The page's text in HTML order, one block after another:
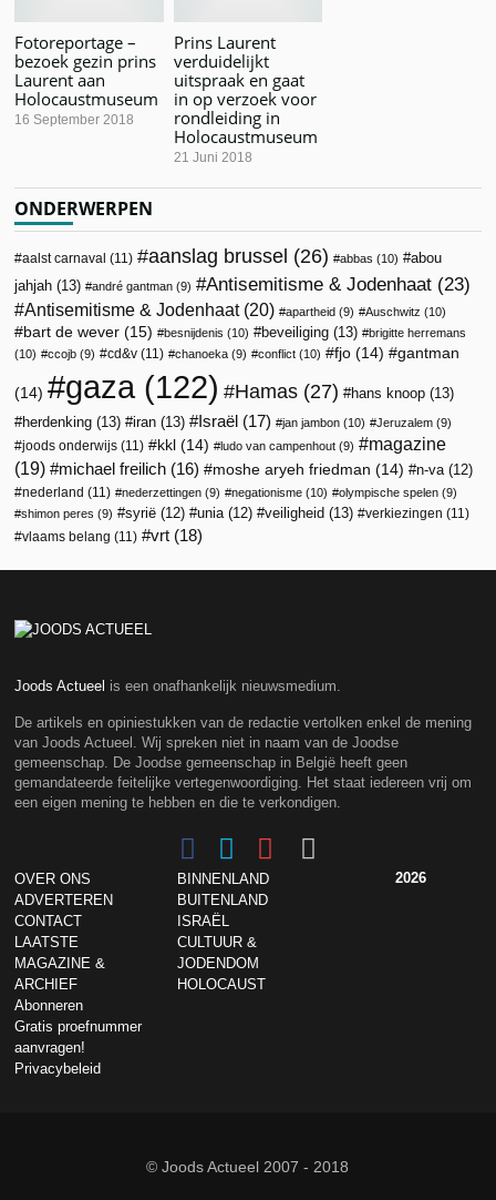
Fotoreportage –
bezoek gezin prins
Laurent aan
Holocaustmuseum
16 September 2018
Prins Laurent
verduidelijkt
uitspraak en gaat
in op verzoek voor
rondleiding in
Holocaustmuseum
21 Juni 2018
ONDERWERPEN
aalst carnaval (11) aanslag brussel (26) abbas (10)
abou
jahjah (13) andré gantman (9) Antisemitisme & Jodenhaat (23)
Antisemitisme & Jodenhaat(20) apartheid (9) Auschwitz (10)
bart de wever (15) besnijdenis (10) beveiliging (13)
brigitte herremans
(10)
ccojb (9) cd&v (11) chanoeka (9) conflict (10) fjo (14) gantman
(14) gaza(122) Hamas (27) hans knoop (13)
herdenking (13) iran (13) Israël (17) jan jambon (10) Jeruzalem (9)
joods onderwijs (11) kkl (14) ludo van campenhout (9)
magazine
(19)
michael freilich (16) moshe aryeh friedman (14) n-va (12)
nederland (11) nederzettingen (9) negationisme (10) olympische spelen (9)
shimon peres (9) syrië (12) unia (12) veiligheid (13) verkiezingen (11)
vlaams belang (11) vrt (18)
Joods Actueel is een onafhankelijk nieuwsmedium.
De artikels en opiniestukken van de redactie vertolken enkel de mening
van Joods Actueel. Wij spreken niet in naam van de Joodse
gemeenschap. De Joodse gemeenschap in België heeft geen
gemandateerde feitelijke vertegenwoordiging. Het staat iedereen vrij om
een eigen mening te hebben en die te verkondigen.
OVER ONS
ADVERTEREN
CONTACT
LAATSTE
MAGAZINE &
ARCHIEF
Abonneren
Gratis proefnummer
aanvragen!
Privacybeleid
BINNENLAND
BUITENLAND
ISRAËL
CULTUUR &
JODENDOM
HOLOCAUST
2026
© Joods Actueel 2007 - 2018